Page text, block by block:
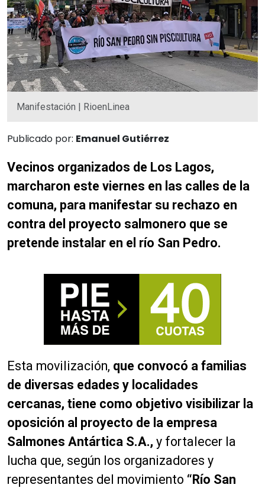
Manifestación | RioenLinea
Publicado por: Emanuel Gutiérrez
Vecinos organizados de Los Lagos,
marcharon este viernes en las calles de la
comuna, para manifestar su rechazo en
contra del proyecto salmonero que se
pretende instalar en el río San Pedro.
Esta movilización, que convocó a familias
de diversas edades y localidades
cercanas, tiene como objetivo visibilizar la
oposición al proyecto de la empresa
Salmones Antártica S.A., y fortalecer la
lucha que, según los organizadores y
representantes del movimiento “Río San